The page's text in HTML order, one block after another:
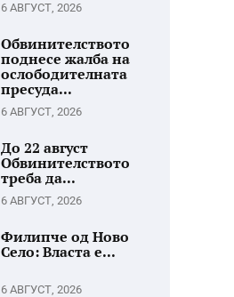
6 АВГУСТ, 2026
Обвинителството
поднесе жалба на
ослободителната
пресуда...
6 АВГУСТ, 2026
До 22 август
Обвинителството
треба да...
6 АВГУСТ, 2026
Филипче од Ново
Село: Власта е...
6 АВГУСТ, 2026